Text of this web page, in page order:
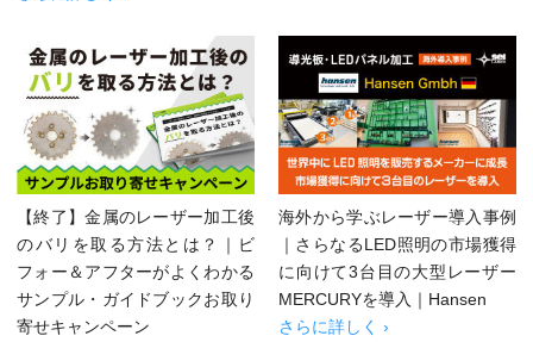
【終了】金属のレーザー加工後
のバリを取る方法とは？｜ビ
フォー＆アフターがよくわかる
サンプル・ガイドブックお取り
寄せキャンペーン
海外から学ぶレーザー導入事例
｜さらなるLED照明の市場獲得
に向けて3台目の大型レーザー
MERCURYを導入｜Hansen
さらに詳しく ›